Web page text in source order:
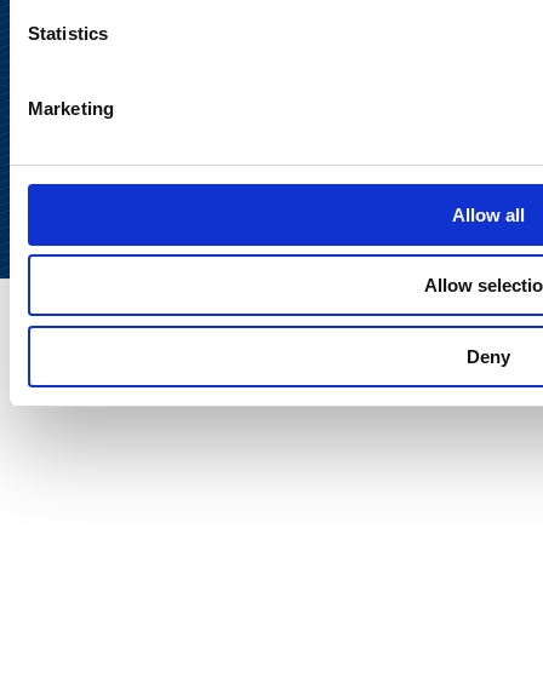
Statistics
Marketing
Allow all
Allow
Deny